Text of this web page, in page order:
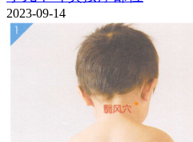
2023-09-14